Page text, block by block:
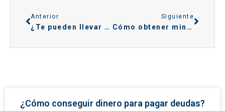
Anterior
¿Te pueden llevar a juicio por una deuda de teléfono? Esto es lo que debes saber
Siguiente
Cómo obtener minicréditos rápidos aunque estés ASNEF
¿Cómo conseguir dinero para pagar deudas?